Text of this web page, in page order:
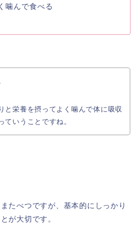
噛んで食べる
と栄養を摂ってよく噛んで体に吸収
ていうことですね。
たべつですが、基本的にしっかり
が大切です。